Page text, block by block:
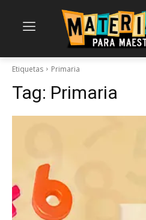
Etiquetas Primaria
Tag: Primaria